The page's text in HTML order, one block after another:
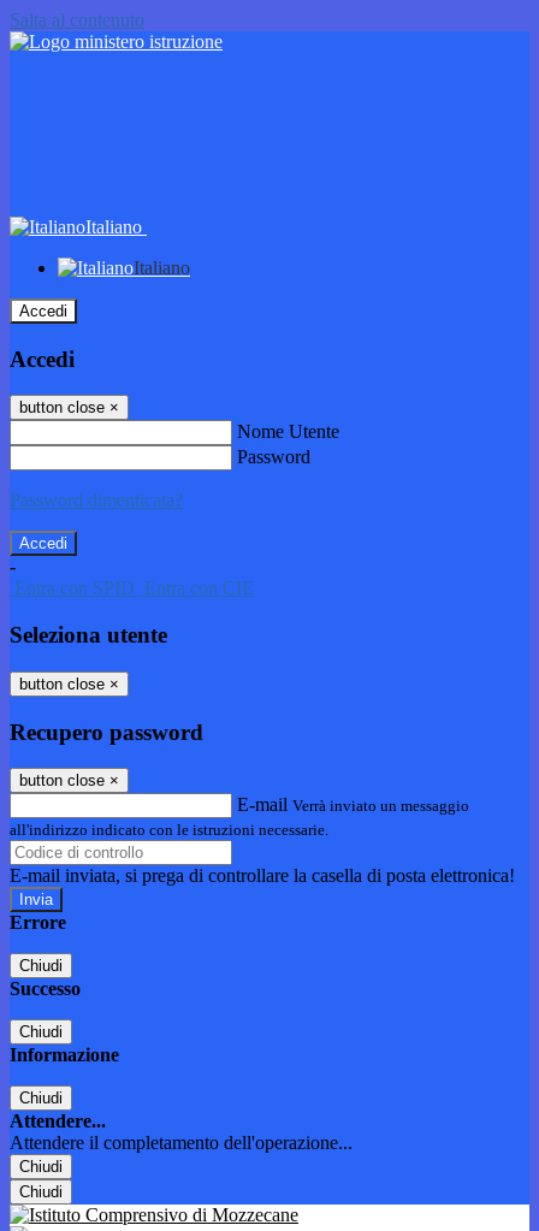
Salta al contenuto
Italiano
Italiano
Accedi
Accedi
button close ×
Nome Utente
Password
Password dimenticata?
-
Entra con SPID Entra con CIE
Seleziona utente
button close ×
Recupero password
button close ×
E-mail Verrà inviato un messaggio
all'indirizzo indicato con le istruzioni necessarie.
E-mail inviata, si prega di controllare la casella di posta elettronica!
Errore
Chiudi
Successo
Chiudi
Informazione
Chiudi
Attendere...
Attendere il completamento dell'operazione...
Chiudi
Chiudi